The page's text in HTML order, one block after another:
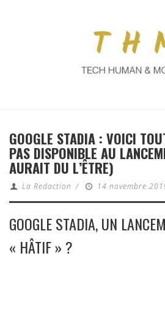
GOOGLE STADIA : VOICI
PAS DISPONIBLE AU
AURAIT DU L’ÊTRE)
La Redaction / 14 novembre
GOOGLE STADIA, UN
« HÂTIF » ?